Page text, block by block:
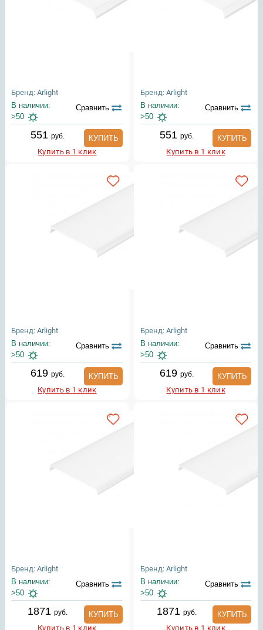
Бренд: Arlight
В наличии:
>50
Сравнить
551руб.
КУПИТЬ
Купить в 1 клик
Бренд: Arlight
В наличии:
>50
Сравнить
551 руб.
КУПИТЬ
Купить в 1 клик
Бренд: Arlight
В наличии:
>50
Сравнить
619руб.
КУПИТЬ
Купить в 1 клик
Бренд: Arlight
В наличии:
>50
Сравнить
619 руб.
КУПИТЬ
Купить в 1 клик
Бренд: Arlight
В наличии:
>50
Сравнить
1871руб.
КУПИТЬ
Купить в 1 клик
Бренд: Arlight
В наличии:
>50
Сравнить
1871 руб.
КУПИТЬ
Купить в 1 клик